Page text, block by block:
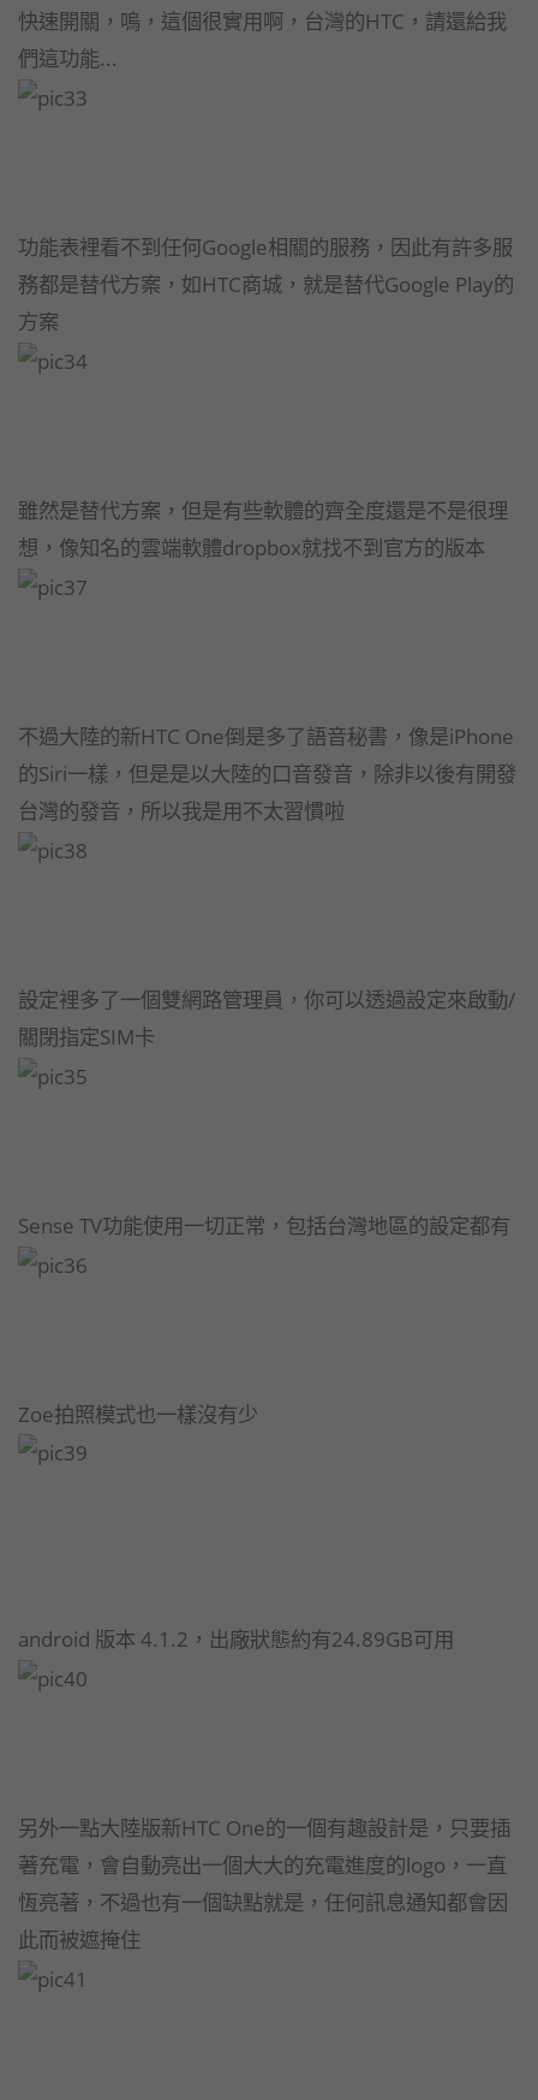
快速開關，嗚，這個很實用啊，台灣的HTC，請還給我
們這功能...
功能表裡看不到任何Google相關的服務，因此有許多服
務都是替代方案，如HTC商城，就是替代Google Play的
方案
雖然是替代方案，但是有些軟體的齊全度還是不是很理
想，像知名的雲端軟體dropbox就找不到官方的版本
不過大陸的新HTC One倒是多了語音秘書，像是iPhone
的Siri一樣，但是是以大陸的口音發音，除非以後有開發
台灣的發音，所以我是用不太習慣啦
設定裡多了一個雙網路管理員，你可以透過設定來啟動/
關閉指定SIM卡
Sense TV功能使用一切正常，包括台灣地區的設定都有
Zoe拍照模式也一樣沒有少
android 版本 4.1.2，出廠狀態約有24.89GB可用
另外一點大陸版新HTC One的一個有趣設計是，只要插
著充電，會自動亮出一個大大的充電進度的logo，一直
恆亮著，不過也有一個缺點就是，任何訊息通知都會因
此而被遮掩住